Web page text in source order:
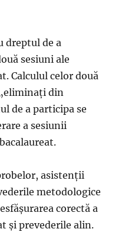
dreptul de a
sesiuni ale
Calculul celor două
din
de a participa se
a sesiunii
asistenții
metodologice
corectă a
și prevederile alin.